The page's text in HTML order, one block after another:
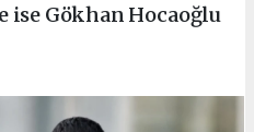
ise Gökhan Hocaoğlu